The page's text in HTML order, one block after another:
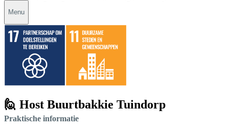
Menu
🙋 Host Buurtbakkie Tuindorp
Praktische informatie